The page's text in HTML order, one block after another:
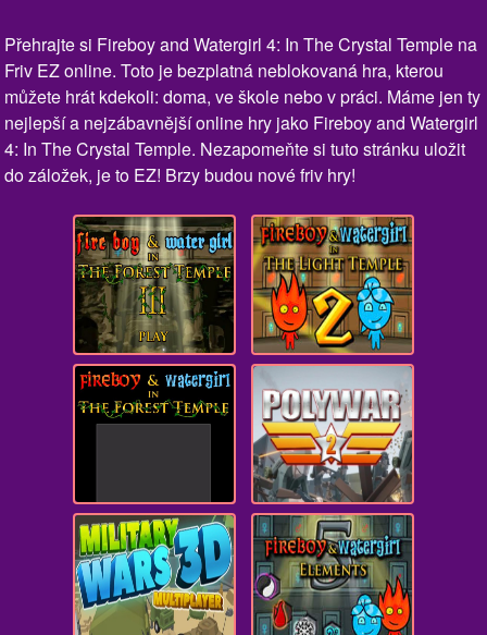
Přehrajte si Fireboy and Watergirl 4: In The Crystal Temple na
Friv EZ online. Toto je bezplatná neblokovaná hra, kterou
můžete hrát kdekoli: doma, ve škole nebo v práci. Máme jen ty
nejlepší a nejzábavnější online hry jako Fireboy and Watergirl
4: In The Crystal Temple. Nezapomeňte si tuto stránku uložit
do záložek, je to EZ! Brzy budou nové friv hry!